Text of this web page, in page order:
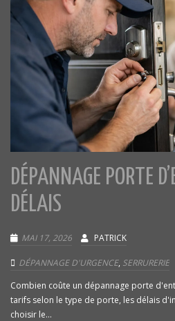
DÉPANNAGE PORTE
DÉLAIS
MAI 17, 2026 PATRICK
DÉPANNAGE D'URGENCE, SERRURERIE
Combien coûte un dépannage porte
tarifs selon le type de porte, les délais
choisir le...